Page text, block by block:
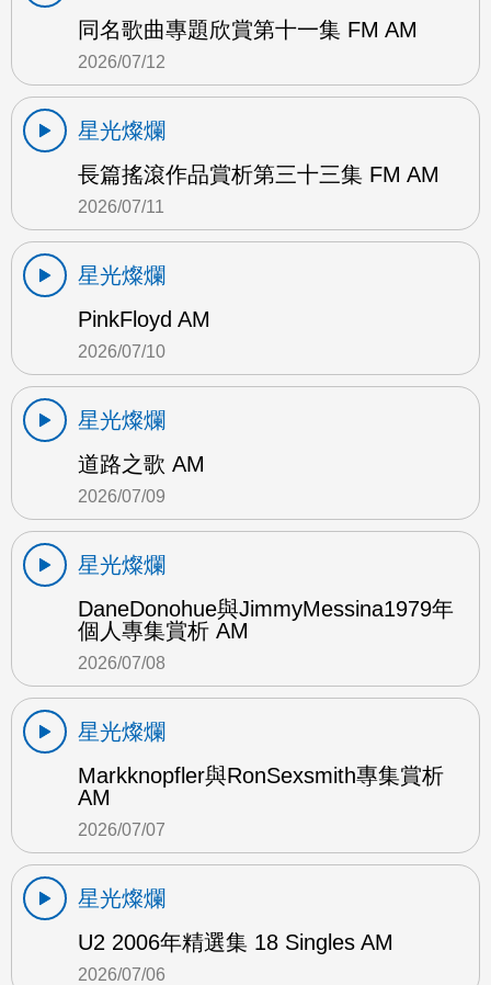
同名歌曲專題欣賞第十一集 FM AM
2026/07/12
星光燦爛
長篇搖滾作品賞析第三十三集 FM AM
2026/07/11
星光燦爛
PinkFloyd AM
2026/07/10
星光燦爛
道路之歌 AM
2026/07/09
星光燦爛
DaneDonohue與JimmyMessina1979年
個人專集賞析 AM
2026/07/08
星光燦爛
Markknopfler與RonSexsmith專集賞析
AM
2026/07/07
星光燦爛
U2 2006年精選集 18 Singles AM
2026/07/06